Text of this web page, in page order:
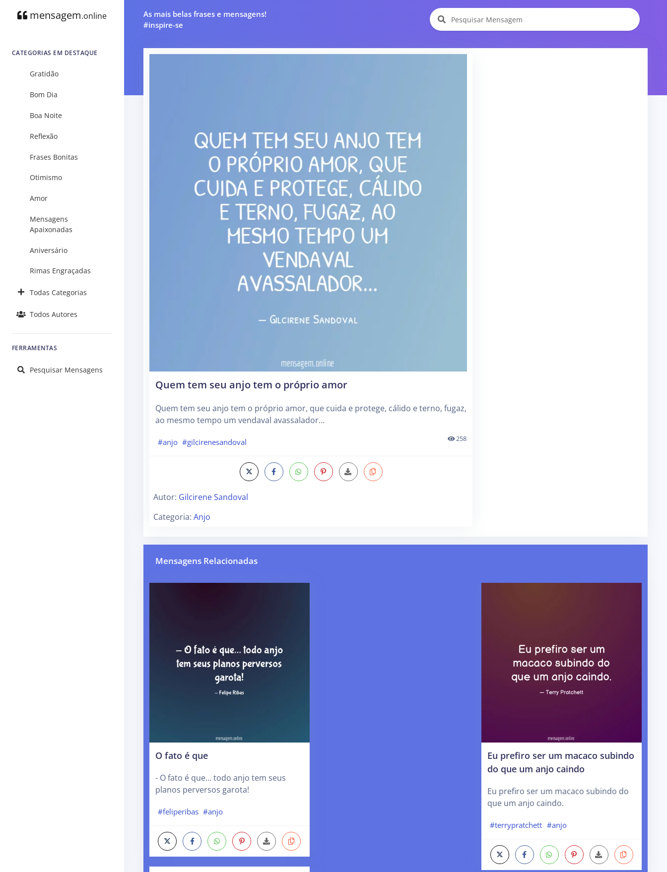
mensagem.online
CATEGORIAS EM DESTAQUE
Gratidão
Bom Dia
Boa Noite
Reflexão
Frases Bonitas
Otimismo
Amor
Mensagens
Apaixonadas
Aniversário
Rimas Engraçadas
Todas Categorias
Todos Autores
FERRAMENTAS
Pesquisar Mensagens
As mais belas frases e mensagens!
#inspire-se
Quem tem seu anjo tem o próprio amor
Quem tem seu anjo tem o próprio amor, que cuida e protege, cálido e terno, fugaz,
ao mesmo tempo um vendaval avassalador…
#anjo #gilcirenesandoval 258
Autor: Gilcirene Sandoval
Categoria: Anjo
Mensagens Relacionadas
O fato é que
- O fato é que… todo anjo tem seus
planos perversos garota!
#feliperibas #anjo
Eu prefiro ser um macaco subindo
do que um anjo caindo
Eu prefiro ser um macaco subindo do
que um anjo caindo.
#terrypratchett #anjo